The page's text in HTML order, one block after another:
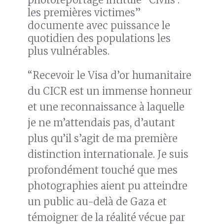
les premières victimes”
documente avec puissance le
quotidien des populations les
plus vulnérables.
“Recevoir le Visa d’or humanitaire
du CICR est un immense honneur
et une reconnaissance à laquelle
je ne m’attendais pas, d’autant
plus qu’il s’agit de ma première
distinction internationale. Je suis
profondément touché que mes
photographies aient pu atteindre
un public au-delà de Gaza et
témoigner de la réalité vécue par